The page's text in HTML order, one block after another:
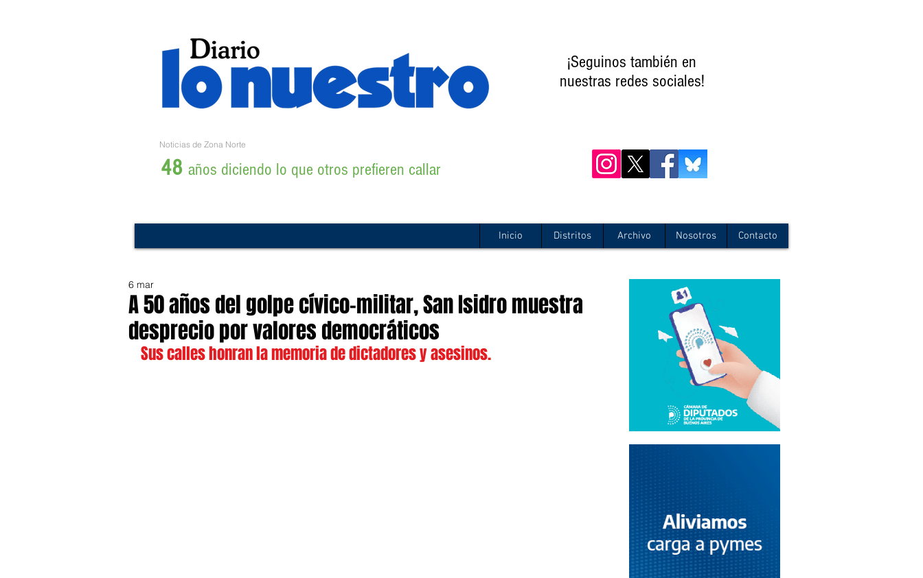
¡Seguinos también en
nuestras redes sociales!
Noticias de Zona Norte
48 años diciendo lo que otros prefieren callar
Inicio Distritos Archivo Nosotros Contacto
A 50 años del golpe cívico-militar, San Isidro muestra
desprecio por valores democráticos
6 mar
Sus calles honran la memoria de dictadores y asesinos.